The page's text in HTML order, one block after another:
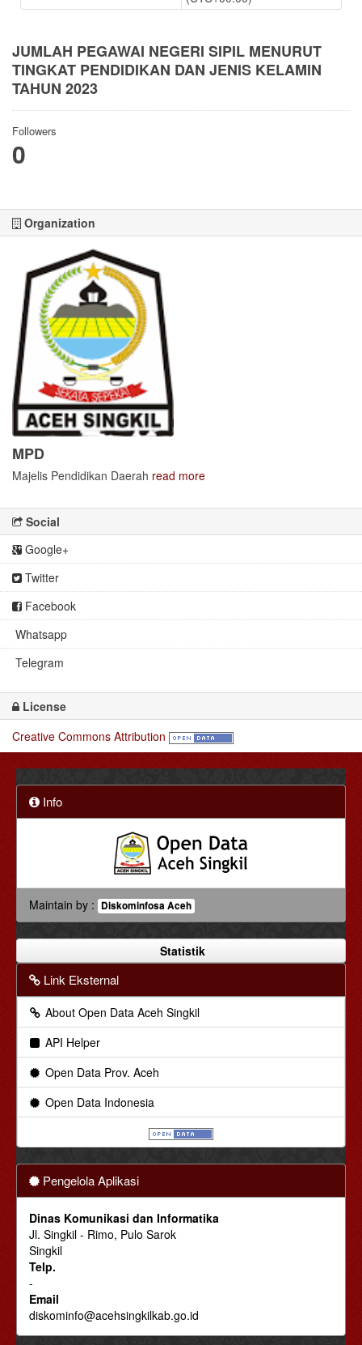
JUMLAH PEGAWAI NEGERI SIPIL MENURUT
TINGKAT PENDIDIKAN DAN JENIS KELAMIN
TAHUN 2023
Followers
0
Organization
MPD
Majelis Pendidikan Daerah read more
Social
Google+
Twitter
Facebook
Whatsapp
Telegram
License
Creative Commons Attribution
Info
Maintain by : Diskominfosa Aceh
Statistik
Link Eksternal
About Open Data Aceh Singkil
API Helper
Open Data Prov. Aceh
Open Data Indonesia
Pengelola Aplikasi
Dinas Komunikasi dan Informatika
Jl. Singkil - Rimo, Pulo Sarok
Singkil
Telp.
-
Email
diskominfo@acehsingkilkab.go.id